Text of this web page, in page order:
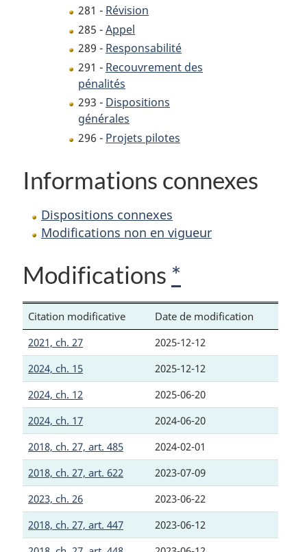
281 - Révision
285 -Appel
289 - Responsabilité
291 - Recouvrement des
pénalités
293 - Dispositions
générales
296 - Projets pilotes
Informations connexes
Dispositions connexes
Modifications non en vigueur
Modifications *
Citation modificative
Date de modification
2021, ch. 27
2025-12-12
2024, ch. 15
2025-12-12
2024, ch. 12
2025-06-20
2024, ch. 17
2024-06-20
2018, ch. 27, art. 485
2024-02-01
2018, ch. 27, art. 622
2023-07-09
2023, ch. 26
2023-06-22
2018, ch. 27, art. 447
2023-06-12